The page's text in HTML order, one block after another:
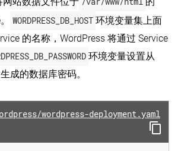
WORDPRESS_DB_HOST 环境变量集上面
的名称，WordPress 将通过 Service
环境变量设置从
成的数据库密码。
wordpress-deployment.yaml